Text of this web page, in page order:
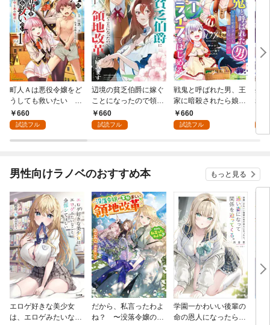
町人Ａは悪役令嬢をど
うしても救いたい ～
どぶと空と氷の姫君～
１
660
試読フル
辺境の貧乏伯爵に嫁ぐ
ことになったので領地
改革に励みます ～th
e letter from Boule～１
660
試読フル
戦鬼と呼ばれた男、王
家に暗殺されたら娘を
拾い、一緒にスローラ
イフをはじめる inno
660
試読フル
生
れ
き
ゃ
男性向けラノベのおすすめ本 もっと見る
エロゲ好きな美少女
は、エロゲみたいなこ
だから、私言ったわよ
ね？ 〜没落令嬢の案
学園一かわいい後輩の
命の恩人になったら、